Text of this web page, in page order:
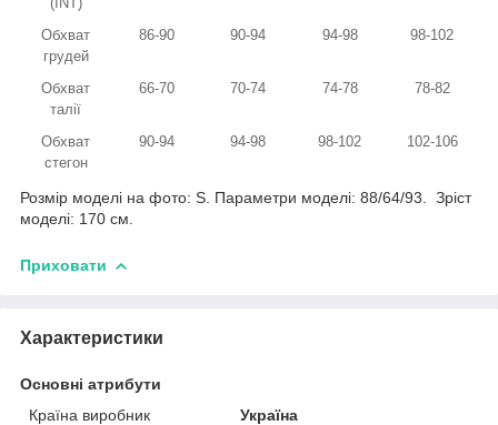
Обхват
грудей
86-90 90-94 94-98 98-102
Обхват
талії
66-70 70-74 74-78 78-82
Обхват
стегон
90-94 94-98 98-102 102-106
Розмір моделі на фото: S. Параметри моделі: 88/64/93. Зріст
моделі: 170 см.
Приховати
Характеристики
Основні атрибути
Країна виробник
Україна